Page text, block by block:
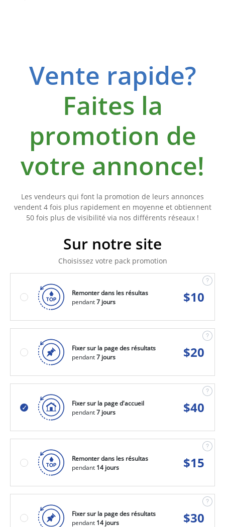
Vente rapide?
Faites la
promotion de
votre annonce!
Les vendeurs qui font la promotion de leurs annonces
vendent 4 fois plus rapidement en moyenne et obtiennent
50 fois plus de visibilité via nos différents réseaux !
Sur notre site
Choisissez votre pack promotion
Remonter dans les résultas
pendant7 jours $10
Fixer sur la page des résultats
pendant7 jours $20
Fixer sur la page d'accueil
pendant7 jours $40
Remonter dans les résultas
pendant 14 jours $15
Fixer sur la page des résultats
pendant 14 jours $30